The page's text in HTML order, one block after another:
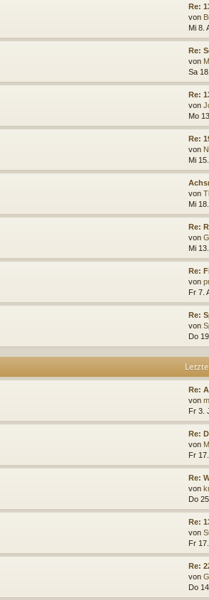
Re:
von
Mi 8.
Re:
von
Sa
Re:
von
Mo
Re:
von
Mi
von
Mi
Re:
von
Mi
Re:
von
Fr 7.
Re:
von
Do
Re:
von
Fr 3.
Re:
von
Fr
Re:
von
Do
Re:
von
Fr
Re:
von
Do